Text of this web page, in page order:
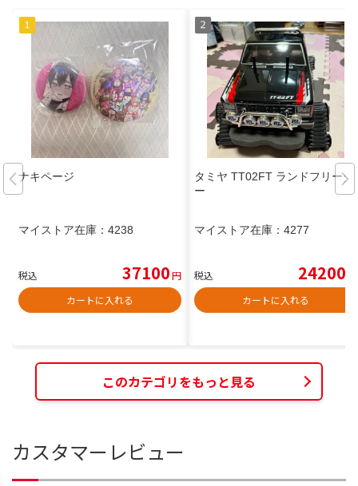
ナキページ
マイストア在庫： 4238
税込 37100円
カートに入れる
タミヤ TT02FT ランドフリーダ
ー
マイストア在庫： 4277
税込 24200
カートに入れる
このカテゴリをもっと見る
カスタマーレビュー